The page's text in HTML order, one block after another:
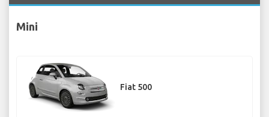
Mini
Fiat 500